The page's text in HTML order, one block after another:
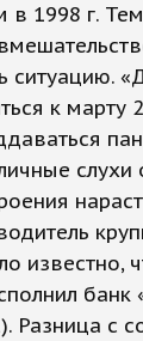
в 1998 г.
ситуацию.
к марту
известно,
Разница с